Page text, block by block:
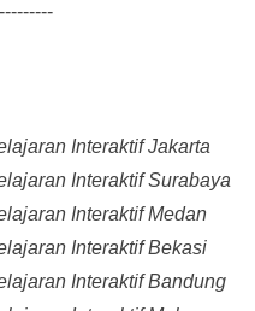
Interaktif Jakarta
Interaktif Surabaya
Interaktif Medan
Interaktif Bekasi
Interaktif Bandung